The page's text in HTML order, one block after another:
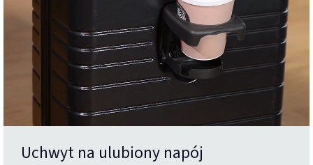
Uchwyt na ulubiony napój